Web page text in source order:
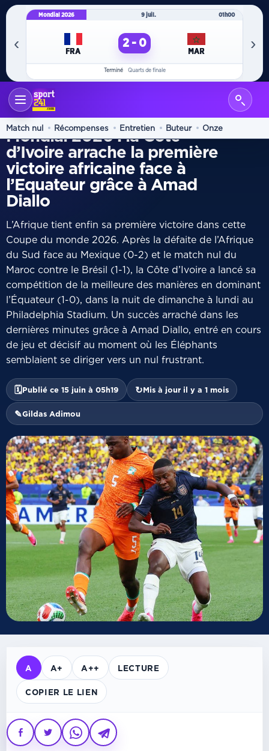
‹
Mondial 2026 9 juil. 01h00
FRA
2 - 0
MAR
Terminé Quarts de finale
›
Match nul Récompenses Entretien Buteur Onze
ACCUEIL
GROUPE E
Mondial 2026 : la Côte
d’Ivoire arrache la première
victoire africaine face à
l’Equateur grâce à Amad
Diallo
L’Afrique tient enfin sa première victoire dans cette
Coupe du monde 2026. Après la défaite de l’Afrique
du Sud face au Mexique (0-2) et le match nul du
Maroc contre le Brésil (1-1), la Côte d’Ivoire a lancé sa
compétition de la meilleure des manières en dominant
l’Équateur (1-0), dans la nuit de dimanche à lundi au
Philadelphia Stadium. Un succès arraché dans les
dernières minutes grâce à Amad Diallo, entré en cours
de jeu et décisif au moment où les Éléphants
semblaient se diriger vers un nul frustrant.
🗓Publié ce 15 juin à 05h19 ↻Mis à jour il y a 1 mois
✎Gildas Adimou
A A+ A++ LECTURE
COPIER LE LIEN